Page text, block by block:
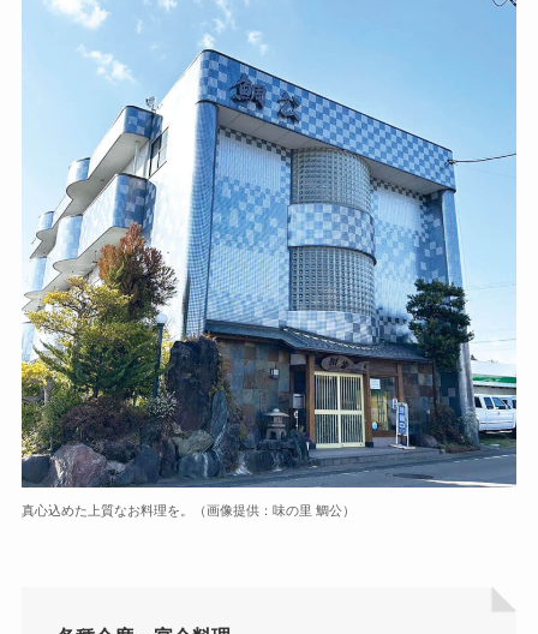
真心込めた上質なお料理を。（画像提供：味の里 鯛公）